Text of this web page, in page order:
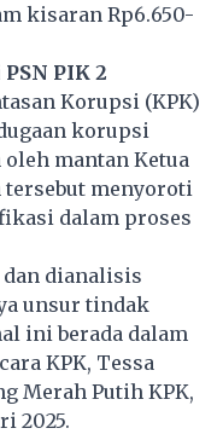
kisaran Rp6.650-
PIK 2
Korupsi (KPK)
korupsi
oleh mantan Ketua
tersebut menyoroti
dalam proses
dianalisis
unsur tindak
ini berada dalam
KPK, Tessa
Merah Putih KPK,
2025.